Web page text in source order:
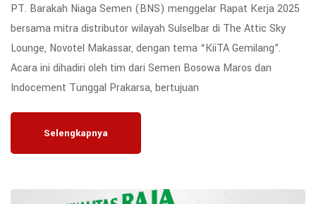
PT. Barakah Niaga Semen (BNS) menggelar Rapat Kerja 2025
bersama mitra distributor wilayah Sulselbar di The Attic Sky
Lounge, Novotel Makassar, dengan tema “KiiTA Gemilang”.
Acara ini dihadiri oleh tim dari Semen Bosowa Maros dan
Indocement Tunggal Prakarsa, bertujuan
Selengkapnya